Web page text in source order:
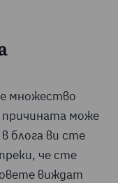
множество
причината може
блога ви сте
че сте
виждат